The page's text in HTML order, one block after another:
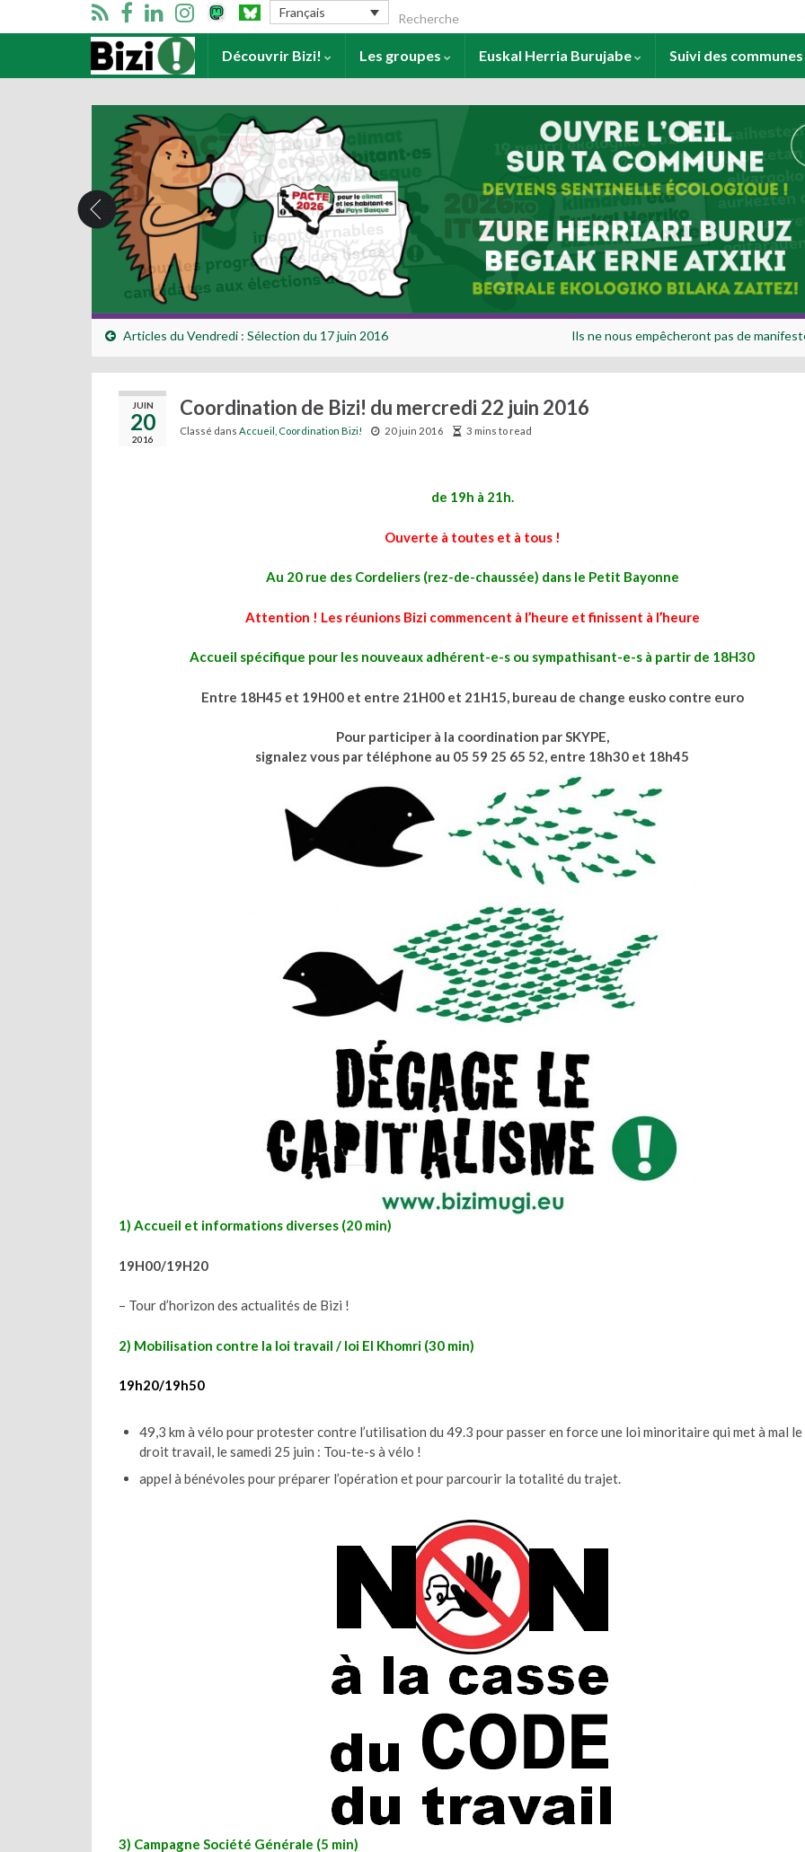
Français Search for:
Accueil Découvrir Bizi! Les groupes Euskal Herria Burujabe Suivi des communes
Articles du Vendredi : Sélection du 17 juin 2016 Ils ne nous empêcheront pas de
JUIN
20
2016
Coordination de Bizi! du mercredi 22 juin 2016
Classé dans Accueil Coordination Bizi! 20 juin 2016 3 mins to read
de 19h à 21h.
Ouverte à toutes et à tous !
Au 20 rue des Cordeliers (rez-de-chaussée) dans le Petit Bayonne
Attention ! Les réunions Bizi commencent à l’heure et finissent à l’heure
Accueil spécifique pour les nouveaux adhérent-e-s ou sympathisant-e-s à partir de 18H30
Entre 18H45 et 19H00 et entre 21H00 et 21H15, bureau de change eusko contre euro
Pour participer à la coordination par SKYPE,
signalez vous par téléphone au 05 59 25 65 52, entre 18h30 et 18h45
1) Accueil et informations diverses (20 min)
19H00/19H20
– Tour d’horizon des actualités de Bizi !
2) Mobilisation contre la loi travail / loi El Khomri (30 min)
19h20/19h50
49,3 km à vélo pour protester contre l’utilisation du 49.3 pour passer en force une loi minoritaire qui met à mal le
droit travail, le samedi 25 juin : Tou-te-s à vélo !
appel à bénévoles pour préparer l’opération et pour parcourir la totalité du trajet.
3) Campagne Société Générale (5 min)